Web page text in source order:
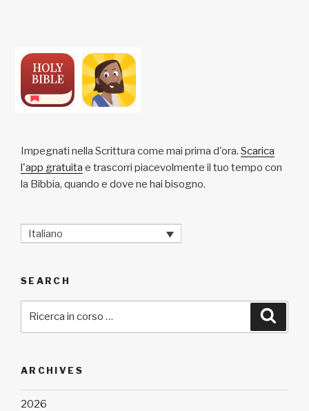
Impegnati nella Scrittura come mai prima d'ora. Scarica
l'app gratuita e trascorri piacevolmente il tuo tempo con
la Bibbia, quando e dove ne hai bisogno.
Italiano
SEARCH
ARCHIVES
2026